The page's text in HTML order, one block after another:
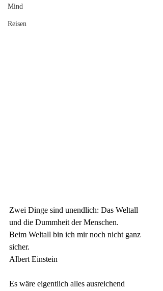
Mind
Reisen
Zwei Dinge sind unendlich: Das Weltall
und die Dummheit der Menschen.
Beim Weltall bin ich mir noch nicht ganz
sicher.
Albert Einstein
Es wäre eigentlich alles ausreichend